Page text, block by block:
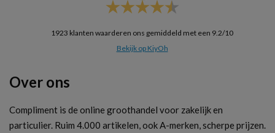
1923 klanten waarderen ons gemiddeld met een 9.2/10
Bekijk op KiyOh
Over ons
Compliment is de online groothandel voor zakelijk en
particulier. Ruim 4.000 artikelen, ook A-merken, scherpe prijzen.